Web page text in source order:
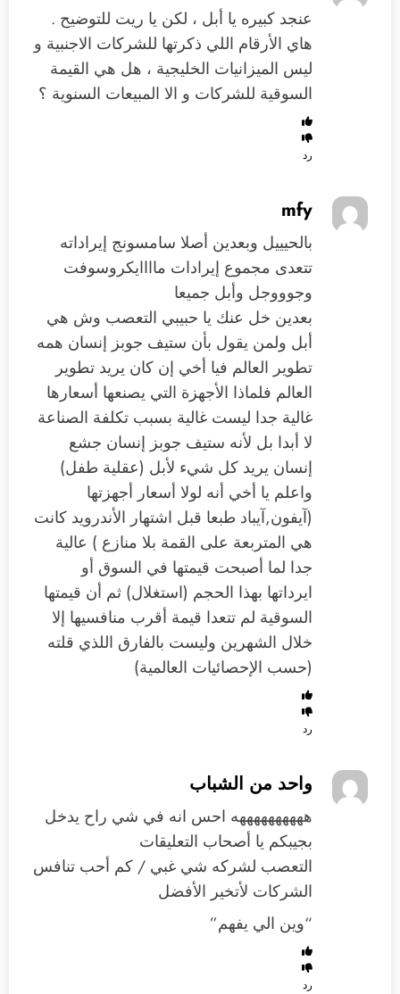
عنجد كبيره يا أبل ، لكن يا ريت للتوضيح .
هاي الأرقام اللي ذكرتها للشركات الاجنبية و
ليس الميزانيات الخليجية ، هل هي القيمة
السوقية للشركات و الا المبيعات السنوية ؟
رد
mfy
بالحيييل وبعدين أصلا سامسونج إيراداته
تتعدى مجموع إيرادات ماااايكروسوفت
وجوووجل وأبل جميعا
بعدين خل عنك يا حبيبي التعصب وش هي
أبل ولمن يقول بأن ستيف جوبز إنسان همه
تطوير العالم فيا أخي إن كان يريد تطوير
العالم فلماذا الأجهزة التي يصنعها أسعارها
غالية جدا ليست غالية بسبب تكلفة الصناعة
لا أبدا بل لأنه ستيف جوبز إنسان جشع
إنسان يريد كل شيء لأبل (عقلية طفل)
واعلم يا أخي أنه لولا أسعار أجهزتها
(آيفون,آيباد طبعا قبل اشتهار الأندرويد كانت
هي المتربعة على القمة بلا منازع ) عالية
جدا لما أصبحت قيمتها في السوق أو
ايرداتها بهذا الحجم (استغلال) ثم أن قيمتها
السوقية لم تتعدا قيمة أقرب منافسيها إلا
خلال الشهرين وليست بالفارق اللذي قلته
(حسب الإحصائيات العالمية)
رد
واحد من الشباب
ههههههههههه احس انه في شي راح يدخل
بجيبكم يا أصحاب التعليقات
التعصب لشركه شي غبي / كم أحب تنافس
الشركات لأتخير الأفضل
“وين الي يفهم”
رد